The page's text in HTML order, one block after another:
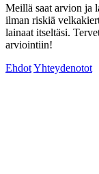
Meillä saat arvion ja
ilman riskiä
lainaat itseltäsi.
arviointiin!
EhdotYhteydenotot